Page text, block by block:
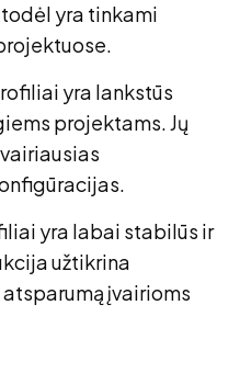
yra tinkami
yra lankstūs
projektams. Jų
yra labai stabilūs ir
užtikrina
įvairioms